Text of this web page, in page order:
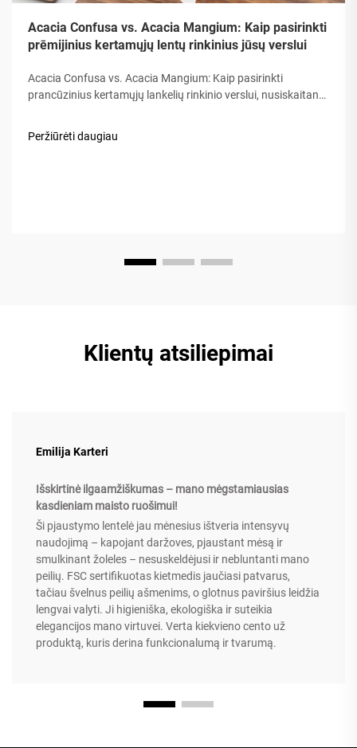
Acacia Confusa vs. Acacia Mangium: Kaip pasirinkti
prēmijinius kertamųjų lentų rinkinius jūsų verslui
Acacia Confusa vs. Acacia Mangium: Kaip pasirinkti
prancūzinius kertamųjų lankelių rinkinio verslui, nusiskaitant
yra lygios. Rinka dažnai konfliktuoja…
Peržiūrėti daugiau
Klientų atsiliepimai
Emilija Karteri
Išskirtinė ilgaamžiškumas – mano mėgstamiausias
kasdieniam maisto ruošimui!
Ši pjaustymo lentelė jau mėnesius ištveria intensyvų
naudojimą – kapojant daržoves, pjaustant mėsą ir
smulkinant žoleles – nesuskeldėjusi ir nebluntanti mano
peilių. FSC sertifikuotas kietmedis jaučiasi patvarus,
tačiau švelnus peilių ašmenims, o glotnus paviršius leidžia
lengvai valyti. Ji higieniška, ekologiška ir suteikia
elegancijos mano virtuvei. Verta kiekvieno cento už
produktą, kuris derina funkcionalumą ir tvarumą.